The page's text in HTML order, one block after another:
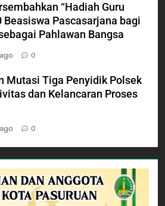
“Hadiah Guru
Beasiswa Pascasarjana bagi
Pahlawan Bangsa
0
Mutasi Tiga Penyidik Polsek
dan Kelancaran Proses
0